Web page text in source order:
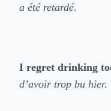
a été retardé.
I regret drinking
d’avoir trop bu hier.